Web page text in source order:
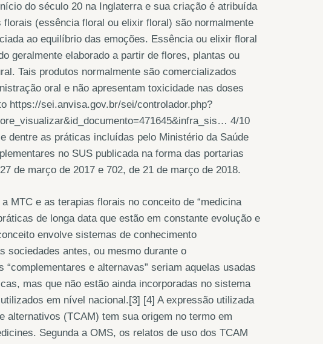
do século 20 na Inglaterra e sua criação é atribuída
(essência floral ou elixir floral) são normalmente
ao equilíbrio das emoções. Essência ou elixir floral
geralmente elaborado a partir de flores, plantas ou
Tais produtos normalmente são comercializados
oral e não apresentam toxicidade nas doses
https://sei.anvisa.gov.br/sei/controlador.php?
4/10
dentre as práticas incluídas pelo Ministério da Saúde
no SUS publicada na forma das portarias
de março de 2017 e 702, de 21 de março de 2018.
MTC e as terapias florais no conceito de “medicina
de longa data que estão em constante evolução e
envolve sistemas de conhecimento
sociedades antes, ou mesmo durante o
e alternavas” seriam aquelas usadas
mas que não estão ainda incorporadas no sistema
em nível nacional.[3] [4] A expressão utilizada
alternativos (TCAM) tem sua origem no termo em
Segunda a OMS, os relatos de uso dos TCAM